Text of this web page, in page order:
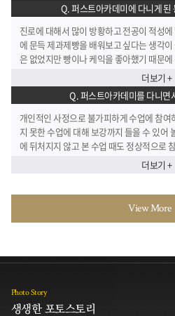
Q. 퍼스트아카데미에 다니게 된
진로에 대해서 많이 방황하고 전공이 적성
에 문득 제과제빵을 배워보고 싶다는 생각
은 없었지만 빵이나 케익을 좋아했기 때문
만 막상 어디서부터 시작해야 할지 막막하
색하고 직접 학원에 방문을 했는데 제가 가
어주시는 점에 신뢰가 가 강의를 듣게 됐습
더보기 +
Q. 퍼스트아카데미를 다니면
개인적인 사정으로 불가피하게 수업에 참
지 못한 수업에 대해 보강까지 들을 수 있어
에 뒤처지지 않고 본 수업 때도 정상적으로
더보기 +
View More
Photo Story
생생한 포토스토리